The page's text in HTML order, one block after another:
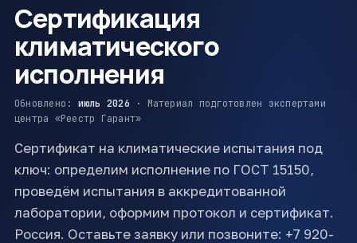
Сертификация
климатического
исполнения
Обновлено: июль 2026 · Материал подготовлен экспертами
центра «Реестр Гарант»
Сертификат на климатические испытания под
ключ: определим исполнение по ГОСТ 15150,
проведём испытания в аккредитованной
лаборатории, оформим протокол и сертификат.
Россия. Оставьте заявку или позвоните: +7 920-